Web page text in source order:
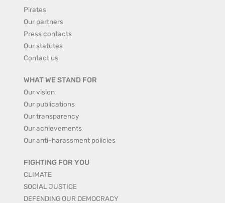
Pirates
Our partners
Press contacts
Our statutes
Contact us
WHAT WE STAND FOR
Our vision
Our publications
Our transparency
Our achievements
Our anti-harassment policies
FIGHTING FOR YOU
CLIMATE
SOCIAL JUSTICE
DEFENDING OUR DEMOCRACY